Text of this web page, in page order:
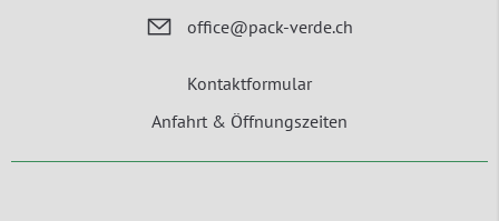
office@pack-verde.ch
Kontaktformular
Anfahrt & Öffnungszeiten